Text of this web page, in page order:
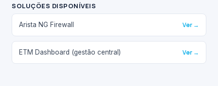
SOLUÇÕES DISPONÍVEIS
Arista NG Firewall Ver →
ETM Dashboard (gestão central) Ver →